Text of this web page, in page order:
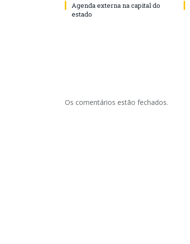
Agenda externa na capital do
estado
Os comentários estão fechados.